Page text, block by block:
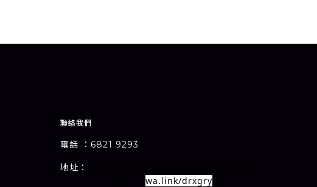
聯絡我們
電話 ：6821 9293
地址：
wa.link/drxgry